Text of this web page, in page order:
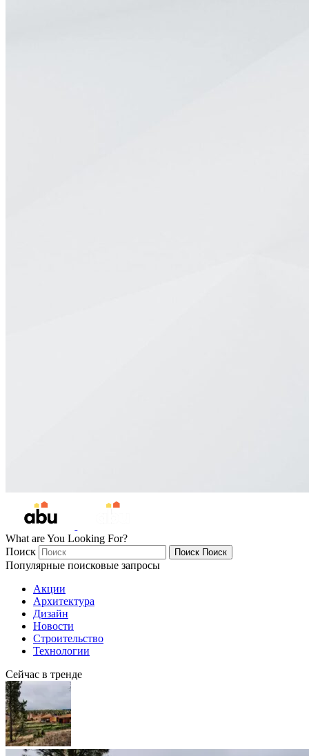
What are You Looking For?
Поиск
Поиск Поиск
Популярные поисковые запросы
Акции
Архитектура
Дизайн
Новости
Строительство
Технологии
Сейчас в тренде